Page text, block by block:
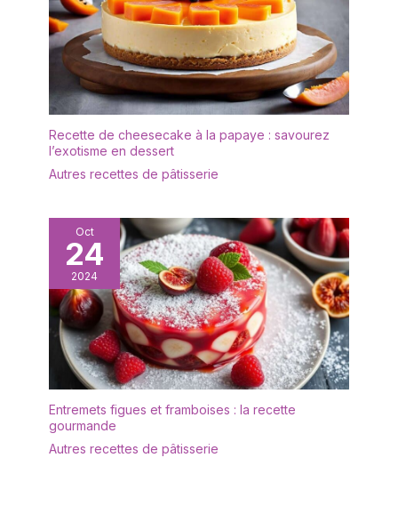
Recette de cheesecake à la papaye : savourez
l’exotisme en dessert
Autres recettes de pâtisserie
Oct
24
2024
Entremets figues et framboises : la recette
gourmande
Autres recettes de pâtisserie